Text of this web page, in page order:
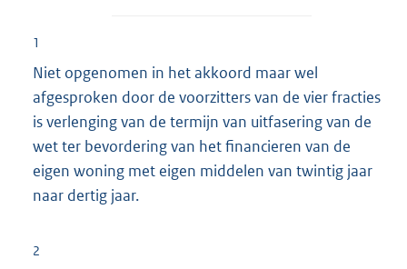
1
Niet opgenomen in het akkoord maar wel
afgesproken door de voorzitters van de vier fracties
is verlenging van de termijn van uitfasering van de
wet ter bevordering van het financieren van de
eigen woning met eigen middelen van twintig jaar
naar dertig jaar.
2